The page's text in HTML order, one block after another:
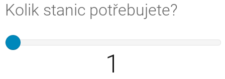
Kolik stanic potřebujete?
1